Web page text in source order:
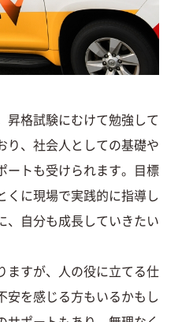
昇格試験にむけて勉強して
り、社会人としての基礎や
ートも受けられます。目標
くに現場で実践的に指導し
、自分も成長していきたい
ますが、人の役に立てる仕
安を感じる方もいるかもし